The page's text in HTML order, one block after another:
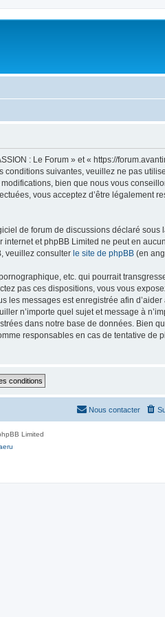
: Le Forum » et « https://
suivantes, veuillez ne pas
bien que nous vous
vous acceptez d’être légalement
de forum de discussions déclaré sous
et phpBB Limited ne peut en
veuillez consulter le site de phpBB (en
etc. qui pourrait
pas ces dispositions, vous vous
les messages est enregistrée afin
n’importe quel sujet et message à
dans notre base de données. Bien
responsables en cas de tentative de
Nous contacter
Limited